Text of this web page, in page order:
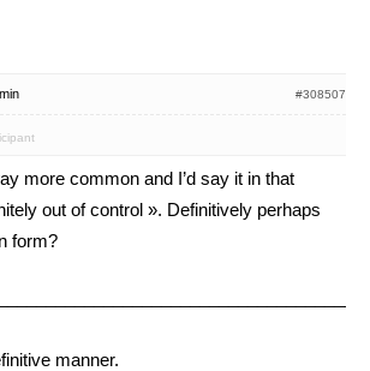
#308507
more common and I’d say it in that
out of control ». Definitively perhaps
form?
manner.